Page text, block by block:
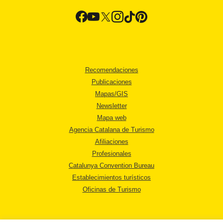
Recomendaciones
Publicaciones
Mapas/GIS
Newsletter
Mapa web
Agencia Catalana de Turismo
Afiliaciones
Profesionales
Catalunya Convention Bureau
Establecimientos turísticos
Oficinas de Turismo